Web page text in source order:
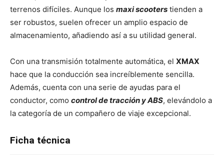
terrenos difíciles. Aunque los maxi scooters tienden a
ser robustos, suelen ofrecer un amplio espacio de
almacenamiento, añadiendo así a su utilidad general.
Con una transmisión totalmente automática, el XMAX
hace que la conducción sea increíblemente sencilla.
Además, cuenta con una serie de ayudas para el
conductor, como control de tracción y ABS, elevándolo a
la categoría de un compañero de viaje excepcional.
Ficha técnica